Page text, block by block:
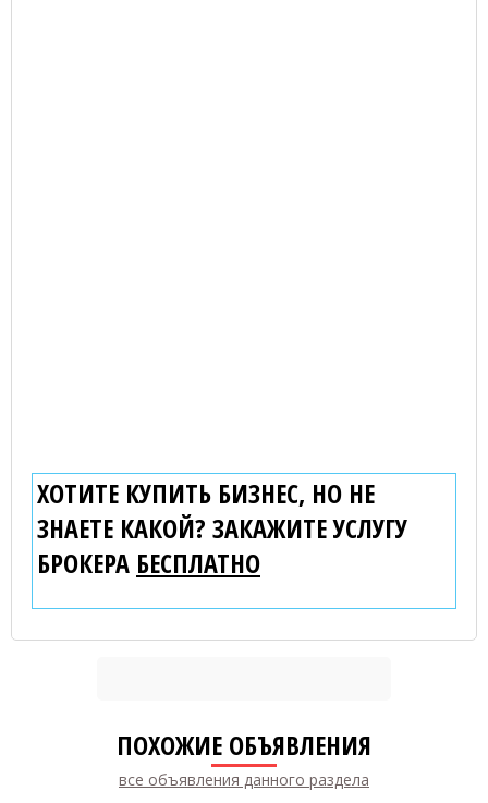
ХОТИТЕ КУПИТЬ БИЗНЕС, НО НЕ
ЗНАЕТЕ КАКОЙ? ЗАКАЖИТЕ УСЛУГУ
БРОКЕРА БЕСПЛАТНО
ПОХОЖИЕ ОБЪЯВЛЕНИЯ
все объявления данного раздела